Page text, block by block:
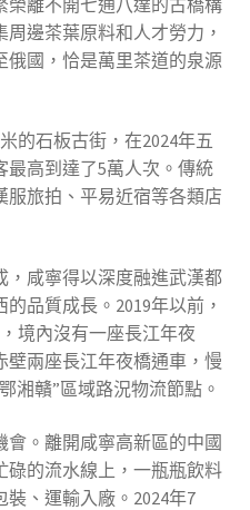
邊茶葉原料和人才勞力，
俄國，恰是萬里茶道的泉源
的石板古街，在2024年五
高到達了5萬人次。傳統
服旅拍、平易近宿等各類店
，咸寧得以深度融進武漢都
品質成長。2019年以前，
境內沒有一座長江年夜
兩座長江年夜橋通車，慢
湘贛”區域路況物流節點。
會。離開咸寧高新區的中國
碌的流水線上，一瓶瓶飲料
、運輸入廠。2024年7